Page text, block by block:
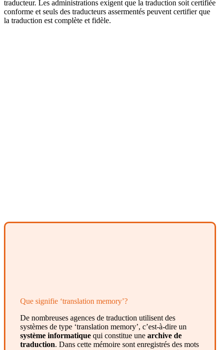
traducteur. Les administrations exigent que la traduction soit certifiée
conforme et seuls des traducteurs assermentés peuvent certifier que
la traduction est complète et fidèle.
Que signifie ‘translation memory’?
De nombreuses agences de traduction utilisent des
systèmes de type ‘translation memory’, c’est-à-dire un
système informatique qui constitue une archive de
traduction. Dans cette mémoire sont enregistrés des mots